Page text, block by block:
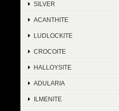
SILVER
ACANTHITE
LUDLOCKITE
CROCOITE
HALLOYSITE
ADULARIA
ILMENITE